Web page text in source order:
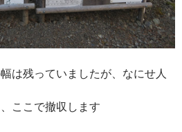
は残っていましたが、なにせ人
ここで撤収します